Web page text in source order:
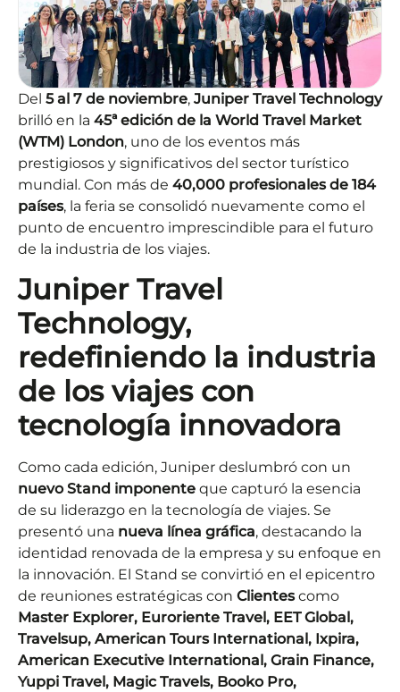
Del 5 al 7 de noviembre, Juniper Travel Technology
brilló en la 45ª edición de la World Travel Market
(WTM) London, uno de los eventos más
prestigiosos y significativos del sector turístico
mundial. Con más de 40,000 profesionales de 184
países, la feria se consolidó nuevamente como el
punto de encuentro imprescindible para el futuro
de la industria de los viajes.
Juniper Travel
Technology,
redefiniendo la industria
de los viajes con
tecnología innovadora
Como cada edición, Juniper deslumbró con un
nuevo Stand imponente que capturó la esencia
de su liderazgo en la tecnología de viajes. Se
presentó una nueva línea gráfica, destacando la
identidad renovada de la empresa y su enfoque en
la innovación. El Stand se convirtió en el epicentro
de reuniones estratégicas con Clientescomo
Master Explorer, Euroriente Travel, EET Global,
Travelsup, American Tours International, Ixpira,
American Executive International, Grain Finance,
Yuppi Travel, Magic Travels, Booko Pro,